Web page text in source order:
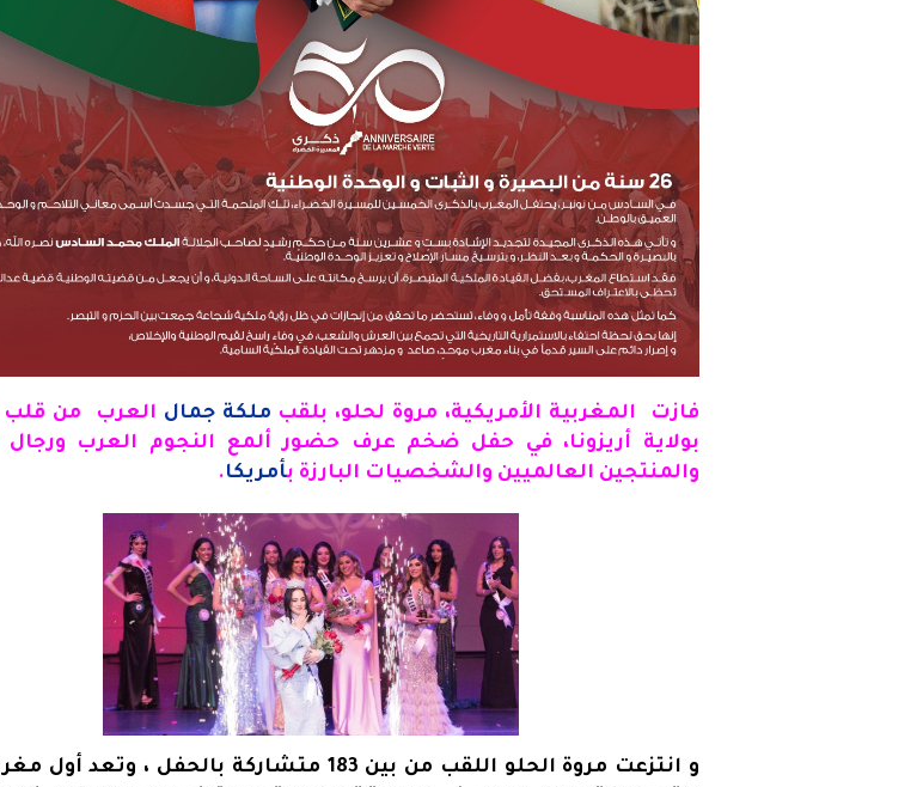
فازت المغربية الأمريكية، مروة لحلو، بلقب ملكة جمال العرب من قلب
بولاية أريزونا، في حفل ضخم عرف حضور ألمع النجوم العرب ورجال
والمنتجين العالميين والشخصيات البارزة بأمريكا.
و انتزعت مروة الحلو اللقب من بين 183 متشاركة بالحفل ، وتعد